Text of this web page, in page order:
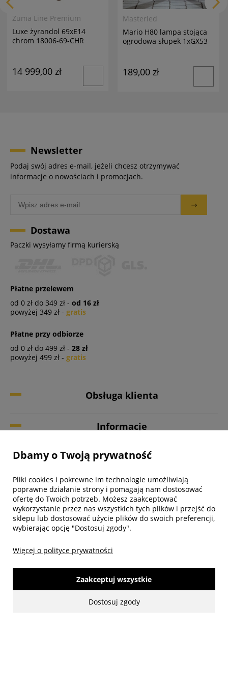
Zuma Line Premium
Luxe żyrandol 69xE14
chrom 18006-69-CHR
14 999,00 zł
Masterled
Mario H80 lampa stojąca
ogrodowa słupek 1xGX53
189,00 zł
Newsletter
Podaj swój adres e-mail, jeżeli chcesz otrzymywać
informacje o nowościach i promocjach.
Dostawa
Paczki wysyłamy firmą kurierską
Płatne przelewem
od 0 zł do 349 zł - od 16 zł
powyżej 349 zł - gratis
Płatne przy odbiorze
od 0 zł do 499 zł - 28 zł
powyżej 499 zł - gratis
Obsługa klienta
Informacje
Twoje konto
Biuro obsługi klienta
Dbamy o Twoją prywatność
Pliki cookies i pokrewne im technologie umożliwiają
poprawne działanie strony i pomagają nam dostosować
ofertę do Twoich potrzeb. Możesz zaakceptować
wykorzystanie przez nas wszystkich tych plików i przejść do
sklepu lub dostosować użycie plików do swoich preferencji,
wybierając opcję "Dostosuj zgody".
Więcej o polityce prywatności
Dostosuj zgody
Zaakceptuj wszystkie